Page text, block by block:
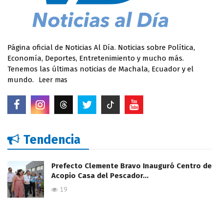
Página oficial de Noticias Al Día. Noticias sobre Política,
Economía, Deportes, Entretenimiento y mucho más.
Tenemos las últimas noticias de Machala, Ecuador y el
mundo.
Leer mas
Tendencia
Prefecto Clemente Bravo Inauguró Centro de
Acopio Casa del Pescador…
19